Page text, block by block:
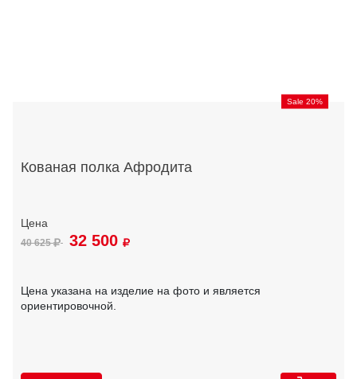
Sale 20%
Кованая полка Афродита
40 625 32 500
Цена указана на изделие на фото и является
ориентировочной.